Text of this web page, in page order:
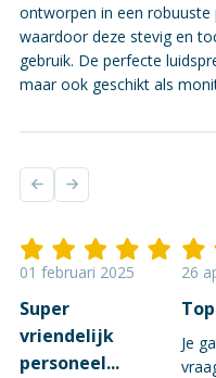
ontworpen in een
waardoor deze stevig en
gebruik. De perfecte
maar ook geschikt als
01 februari 2025
Super
vriendelijk
personeel...
26
Je